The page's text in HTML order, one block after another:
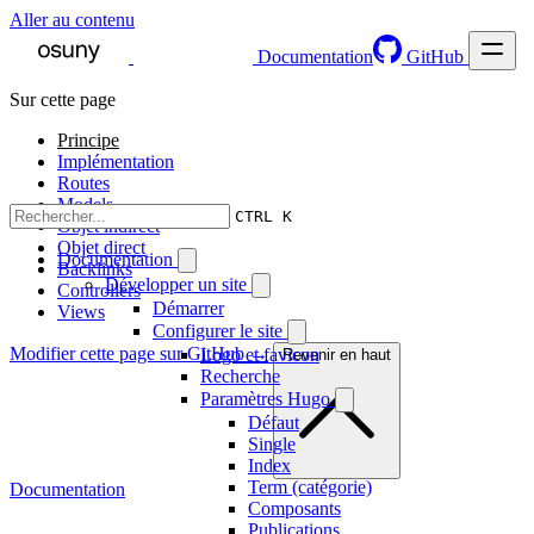
Aller au contenu
Documentation
GitHub
CTRL K
Documentation
Développer un site
Démarrer
Configurer le site
Logo et favicon
Recherche
Paramètres Hugo
Défaut
Single
Index
Term (catégorie)
Composants
Publications
Sur cette page
Principe
Implémentation
Routes
Models
Objet indirect
Objet direct
Backlinks
Controllers
Views
Modifier cette page sur GitHub → Revenir en haut
Documentation